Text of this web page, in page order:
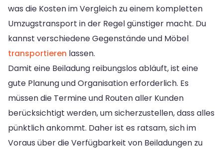
was die Kosten im Vergleich zu einem kompletten
Umzugstransport in der Regel günstiger macht. Du
kannst verschiedene Gegenstände und Möbel
transportieren lassen.
Damit eine Beiladung reibungslos abläuft, ist eine
gute Planung und Organisation erforderlich. Es
müssen die Termine und Routen aller Kunden
berücksichtigt werden, um sicherzustellen, dass alles
pünktlich ankommt. Daher ist es ratsam, sich im
Voraus über die Verfügbarkeit von Beiladungen zu